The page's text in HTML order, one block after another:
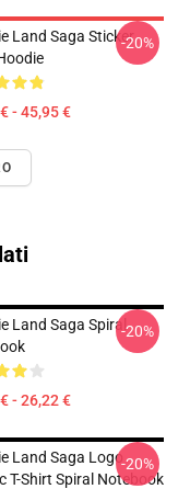
Land Saga Sticker
- 45,95 €
-20%
Land Saga Spiral
- 26,22 €
-20%
Land Saga Logo
T-Shirt Spiral Notebook
-20%